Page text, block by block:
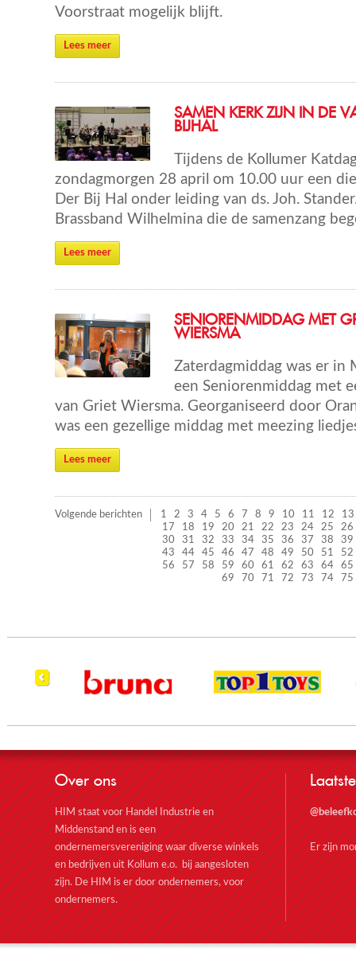
Voorstraat mogelijk blijft.
Lees meer
SAMEN KERK ZIJN IN DE
BIJHAL
Tijdens de Kollumer
zondagmorgen 28 april om 10.00 uur een
Der Bij Hal onder leiding van ds. Joh.
Brassband Wilhelmina die de samenzang
Lees meer
SENIORENMIDDAG MET
WIERSMA
Zaterdagmiddag was er in
een Seniorenmiddag met
van Griet Wiersma. Georganiseerd door
was een gezellige middag met meezing
Lees meer
Volgende berichten 1 2 3 4 5 6 7 8 9 10 11 12
13
17
18 19 20 21 22 23 24 25
26
30
31 32 33 34 35 36 37 38
39
43
44 45 46 47 48 49 50 51
52
56
57 58 59 60 61 62 63 64
65
69
70 71 72 73 74 75
Over ons
HIM staat voor Handel Industrie en
Middenstand en is een
ondernemersvereniging waar diverse winkels
en bedrijven uit Kollum e.o. bij aangesloten
zijn. De HIM is er door ondernemers, voor
ondernemers.
Er zijn